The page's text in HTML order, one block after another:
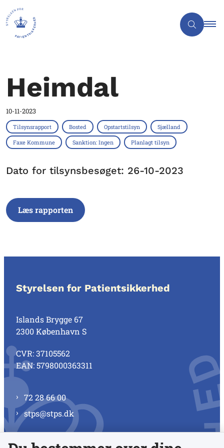
Heimdal
10-11-2023
Tilsynsrapport Bosted Opstartstilsyn Sjælland
Faxe Kommune Sanktion: Ingen Planlagt tilsyn
Dato for tilsynsbesøget: 26-10-2023
Læs rapporten
Styrelsen for Patientsikkerhed
Islands Brygge 67
2300 København S
CVR: 37105562
EAN: 5798000363311
72 28 66 00
stps@stps.dk